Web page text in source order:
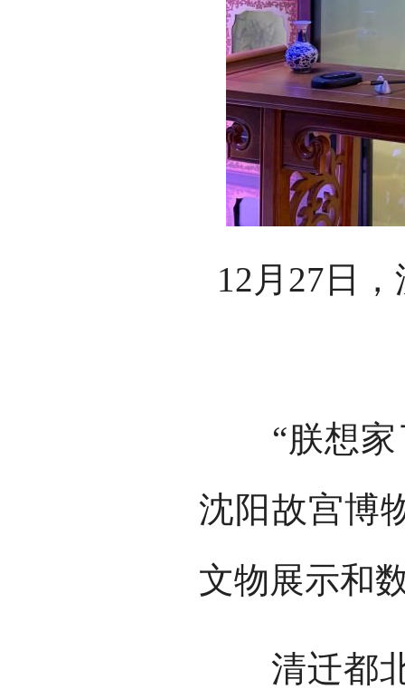
12月27日
“朕想家
沈阳故宫博
文物展示和
清迁都北